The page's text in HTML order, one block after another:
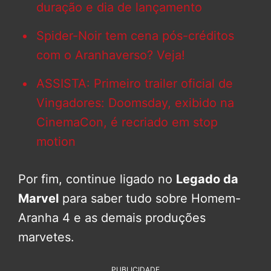
duração e dia de lançamento
Spider-Noir tem cena pós-créditos
com o Aranhaverso? Veja!
ASSISTA: Primeiro trailer oficial de
Vingadores: Doomsday, exibido na
CinemaCon, é recriado em stop
motion
Por fim, continue ligado no Legado da
Marvel para saber tudo sobre Homem-
Aranha 4 e as demais produções
marvetes.